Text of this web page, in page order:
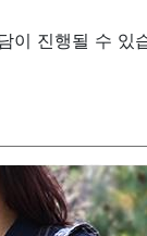
이 진행될 수 있